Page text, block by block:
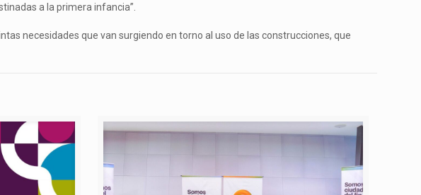
a la primera infancia”.
necesidades que van surgiendo en torno al uso de las construcciones, que